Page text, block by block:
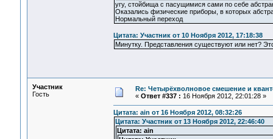
угу, стойбища с пасущимися сами по себе
Оказались физические приборы, в которых
Нормальный переход
Цитата: Участник от 10 Ноября 2012, 17:18:38
Минутку. Представления существуют или нет?
Участник
Гость
Re: Четырёхволновое смешение и
« Ответ #337 : 16 Ноября 2012, 22:01:28 »
Цитата: ain от 16 Ноября 2012, 08:32:26
Цитата: Участник от 13 Ноября 2012, 22:46:40
Цитата: ain